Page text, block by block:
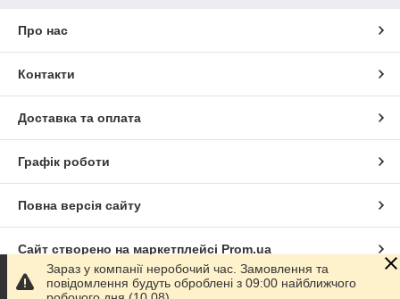
Про нас
Контакти
Доставка та оплата
Графік роботи
Повна версія сайту
Сайт створено на маркетплейсі Prom.ua
Політика конфіденційності
Зараз у компанії неробочий час. Замовлення та
повідомлення будуть оброблені з 09:00 найближчого